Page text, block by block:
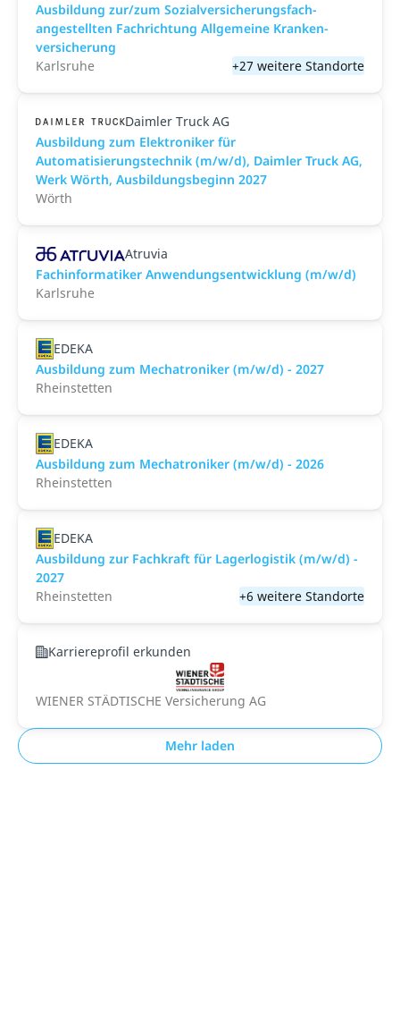
Aus­bild­ung zur/zum Sozial­versicher­ungs­fach­
angestellten­ Fach­richtung All­gemeine Kranken­
versicher­ung
Karlsruhe
+27 weitere Standorte
Daimler Truck AG
Ausbildung zum Elektroniker für
Automatisierungstechnik (m/w/d), Daimler Truck AG,
Werk Wörth, Ausbildungsbeginn 2027
Wörth
Atruvia
Fachinformatiker Anwendungsentwicklung (m/w/d)
Karlsruhe
EDEKA
Ausbildung zum Mechatroniker (m/w/d) - 2027
Rheinstetten
EDEKA
Ausbildung zum Mechatroniker (m/w/d) - 2026
Rheinstetten
EDEKA
Ausbildung zur Fachkraft für Lagerlogistik (m/w/d) -
2027
Rheinstetten
+6 weitere Standorte
Karriereprofil erkunden
WIENER STÄDTISCHE Versicherung AG
Mehr laden